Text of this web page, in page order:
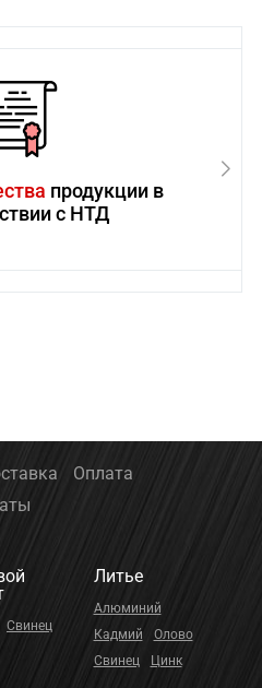
продукции в
с НТД
Оплата
Свинец
Литье
Алюминий
Кадмий
Олово
Свинец
Цинк